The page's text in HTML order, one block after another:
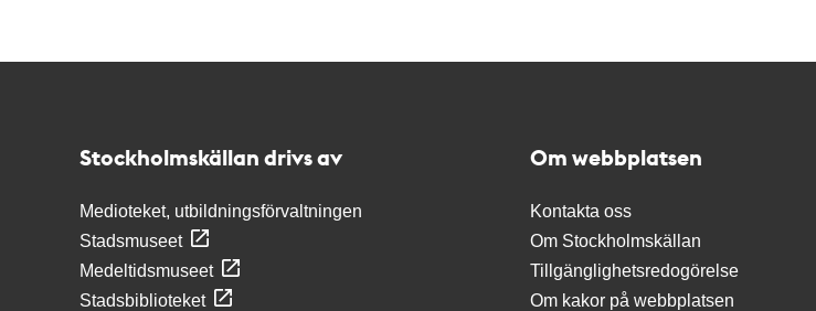
Stockholmskällan drivs av
Medioteket, utbildningsförvaltningen
Stadsmuseet
Medeltidsmuseet
Stadsbiblioteket
Om webbplatsen
Kontakta oss
Om Stockholmskällan
Tillgänglighetsredogörelse
Om kakor på webbplatsen